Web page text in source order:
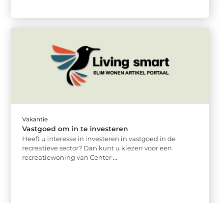
Vakantie
Vastgoed om in te investeren
Heeft u interesse in investeren in vastgoed in de
recreatieve sector? Dan kunt u kiezen voor een
recreatiewoning van Center ...